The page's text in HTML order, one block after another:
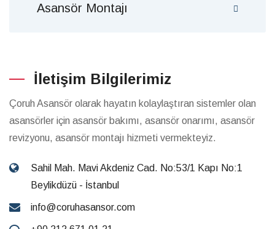
Asansör Montajı
İletişim Bilgilerimiz
Çoruh Asansör olarak hayatın kolaylaştıran sistemler olan
asansörler için asansör bakımı, asansör onarımı, asansör
revizyonu, asansör montajı hizmeti vermekteyiz.
Sahil Mah. Mavi Akdeniz Cad. No:53/1 Kapı No:1
Beylikdüzü - İstanbul
info@coruhasansor.com